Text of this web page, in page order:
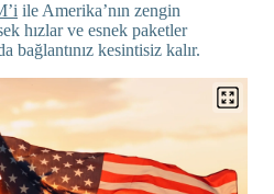
ile Amerika’nın zengin
hızlar ve esnek paketler
bağlantınız kesintisiz kalır.